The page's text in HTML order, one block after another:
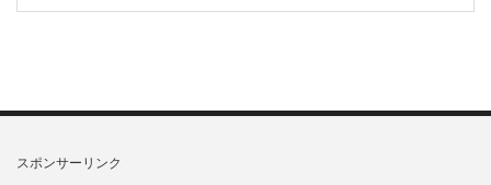
スポンサーリンク